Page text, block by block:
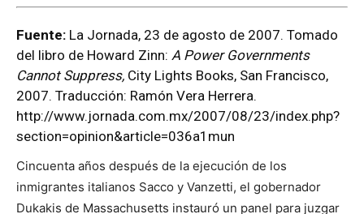
Fuente: La Jornada, 23 de agosto de 2007. Tomado
del libro de Howard Zinn: A Power Governments
Cannot Suppress, City Lights Books, San Francisco,
2007. Traducción: Ramón Vera Herrera.
http://www.jornada.com.mx/2007/08/23/index.php?
section=opinion&article=036a1mun
Cincuenta años después de la ejecución de los
inmigrantes italianos Sacco y Vanzetti, el gobernador
Dukakis de Massachusetts instauró un panel para juzgar